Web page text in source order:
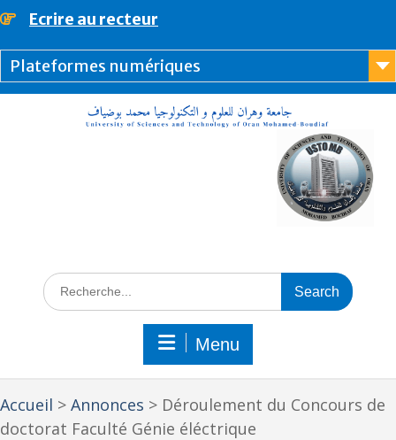
principal
Ecrire au recteur
Plateformes numériques
Menu
Accueil > Annonces > Déroulement du Concours de
doctorat Faculté Génie éléctrique